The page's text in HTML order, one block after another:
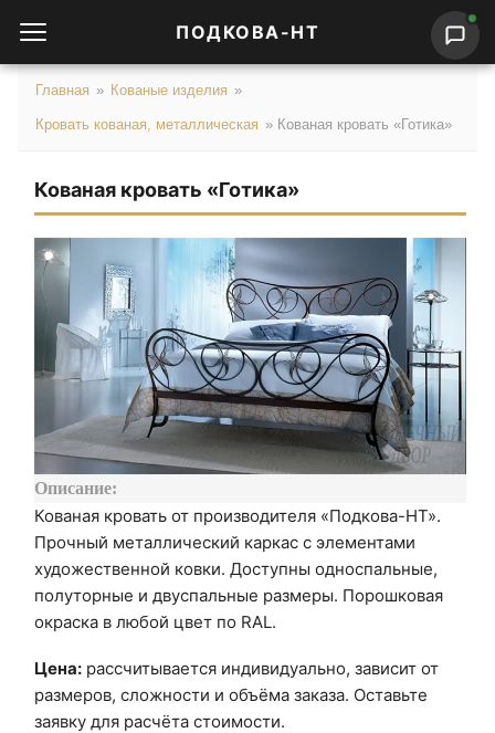
ПОДКОВА-НТ
Главная » Кованые изделия »
Кровать кованая, металлическая » Кованая кровать «Готика»
Кованая кровать «Готика»
Описание:
Кованая кровать от производителя «Подкова-НТ».
Прочный металлический каркас с элементами
художественной ковки. Доступны односпальные,
полуторные и двуспальные размеры. Порошковая
окраска в любой цвет по RAL.
Цена: рассчитывается индивидуально, зависит от
размеров, сложности и объёма заказа. Оставьте
заявку для расчёта стоимости.